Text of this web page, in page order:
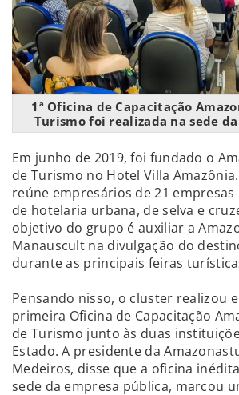
1ª Oficina de Capacitação
Turismo foi realizada na sede
Em junho de 2019, foi fundado o
de Turismo no Hotel Villa
reúne empresários de 21 empresas
de hotelaria urbana, de selva e
objetivo do grupo é auxiliar a
Manauscult na divulgação do
durante as principais feiras
Pensando nisso, o cluster realizou
primeira Oficina de Capacitação
de Turismo junto às duas
Estado. A presidente da
Medeiros, disse que a oficina
sede da empresa pública, marcou